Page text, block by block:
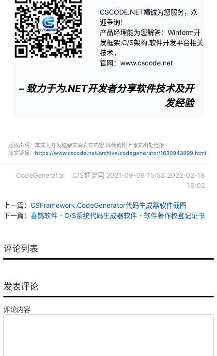
CSCODE.NET竭诚为您服务，欢
迎垂询！
产品经理能为您解答：Winform开
发框架,C/S架构,软件开发平台相关
技术。
官网：www.cscode.net
– 致力于为.NET开发者分享软件技术及开
发经验
版权声明：本文为开发框架文库发布内容,转载请附上原文出处连接
原文链接： https://www.cscode.net/archive/codegenerator/1630943899.html
CodeGenerator C/S框架网 2021-09-06 15:58 2022-02-19
19:02
上一篇： CSFramework.CodeGenerator代码生成器软件截图
下一篇： 喜鹊软件 - C/S系统代码生成器软件 - 软件著作权登记证书
评论列表
发表评论
评论内容